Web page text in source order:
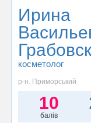
Ирина
косметолог
р-н. Приморський
10
балів